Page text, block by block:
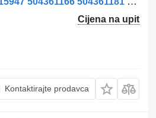
Cijena na upit
Kontaktirajte prodavca